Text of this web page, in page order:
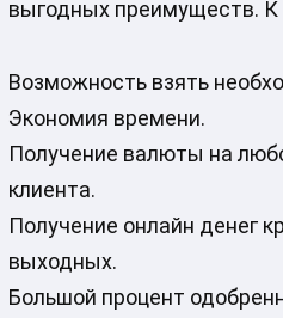
выгодных преимуществ. К
Возможность взять
Экономия времени.
Получение валюты на
клиента.
Получение онлайн денег
выходных.
Большой процент